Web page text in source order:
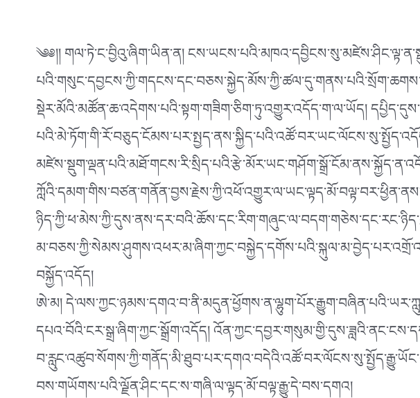
༄༅།། གལ་ཏེ་ང་བྱིའུ་ཞིག་ཡིན་ན།
སྡེར་མོའི་མཚོན་ཆ་འདེགས་པའི་སྟག་གཟིག་ཅིག་ཏུ་འགྱུར་འདོད་ག་ལ་ཡོད།
བསྐྱོད་འདོད།
ཨེ་མ།
དཔའ་བོའི་ངར་སྒྲ་ཞིག་ཀྱང་སྒྲོག་འདོད།